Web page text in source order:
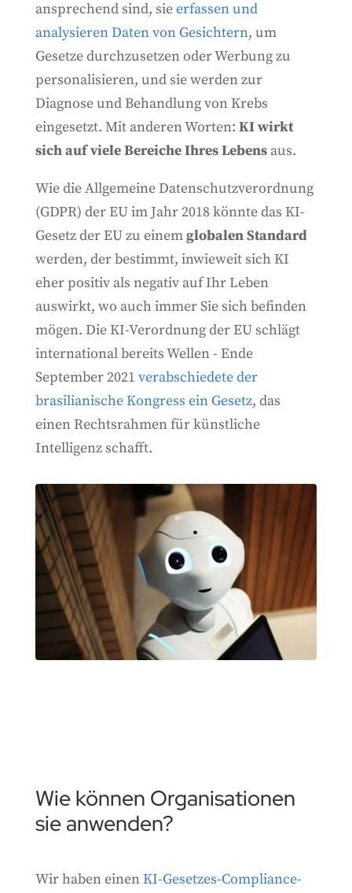
ansprechend sind, sieerfassen und
analysieren Daten von Gesichtern, um
Gesetze durchzusetzen oder Werbung zu
personalisieren, und sie werden zur
Diagnose und Behandlung von Krebs
eingesetzt. Mit anderen Worten: KI wirkt
sich auf viele Bereiche Ihres Lebensaus.
Wie die Allgemeine Datenschutzverordnung
(GDPR) der EU im Jahr 2018 könnte das KI-
Gesetz der EU zu einemglobalen Standard
werden, der bestimmt, inwieweit sich KI
eher positiv als negativ auf Ihr Leben
auswirkt, wo auch immer Sie sich befinden
mögen. Die KI-Verordnung der EU schlägt
international bereits Wellen - Ende
September 2021 verabschiedete der
brasilianische Kongress ein Gesetz, das
einen Rechtsrahmen für künstliche
Intelligenz schafft.
Wie können Organisationen
sie anwenden?
Wir haben einenKI-Gesetzes-Compliance-